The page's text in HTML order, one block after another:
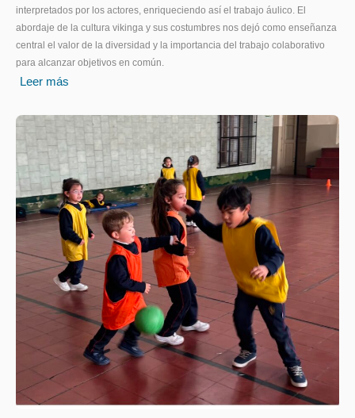
interpretados por los actores, enriqueciendo así el trabajo áulico. El
abordaje de la cultura vikinga y sus costumbres nos dejó como enseñanza
central el valor de la diversidad y la importancia del trabajo colaborativo
para alcanzar objetivos en común.
Leer más